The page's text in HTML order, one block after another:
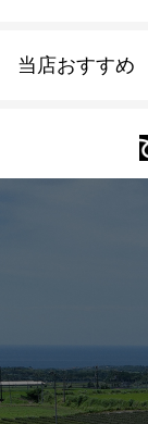
当店おすすめ
式部の香りシリ
お茶のギフト
おすすめのお茶
会員規約について
ログイン